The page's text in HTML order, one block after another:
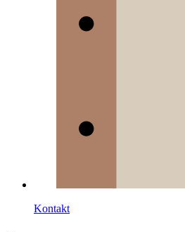
Kontakt